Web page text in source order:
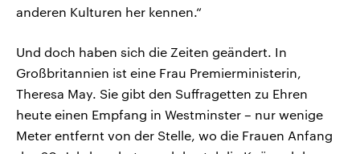
anderen Kulturen her kennen.“
Und doch haben sich die Zeiten geändert. In
Großbritannien ist eine Frau Premierministerin,
Theresa May. Sie gibt den Suffragetten zu Ehren
heute einen Empfang in Westminster – nur wenige
Meter entfernt von der Stelle, wo die Frauen Anfang